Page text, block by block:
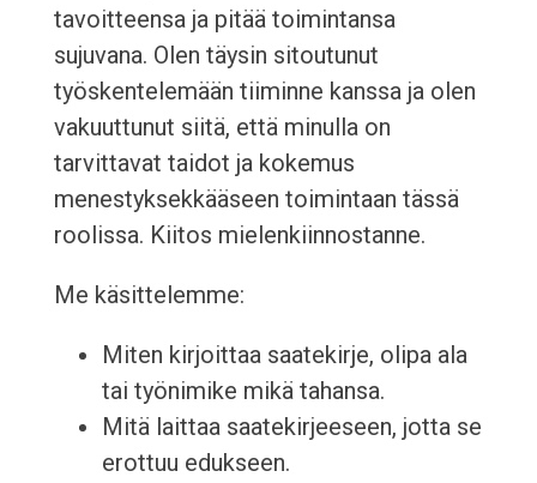
tavoitteensa ja pitää toimintansa
sujuvana. Olen täysin sitoutunut
työskentelemään tiiminne kanssa ja olen
vakuuttunut siitä, että minulla on
tarvittavat taidot ja kokemus
menestyksekkääseen toimintaan tässä
roolissa. Kiitos mielenkiinnostanne.
Me käsittelemme:
Miten kirjoittaa saatekirje, olipa ala
tai työnimike mikä tahansa.
Mitä laittaa saatekirjeeseen, jotta se
erottuu edukseen.